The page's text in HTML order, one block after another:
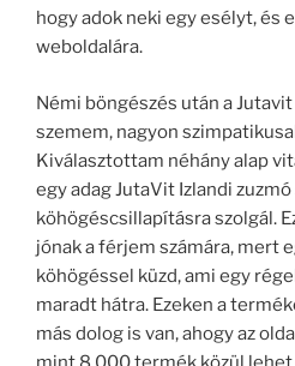
hogy adok neki egy esélyt, és
weboldalára.
Némi böngészés után a
szemem, nagyon
Kiválasztottam néhány alap
egy adag JutaVit Izlandi
köhögéscsillapításra szolgál.
jónak a férjem számára, mert
köhögéssel küzd, ami egy
maradt hátra. Ezeken a
más dolog is van, ahogy az